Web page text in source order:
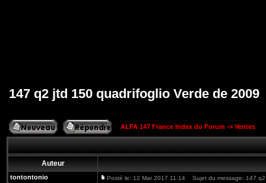
147 q2 jtd 150 quadrifoglio Verde de 2009
ALFA 147 France Index du Forum -> Ventes
Auteur
tontontonio Posté le: 12 Mar 2017 11:14 Sujet du message: 147